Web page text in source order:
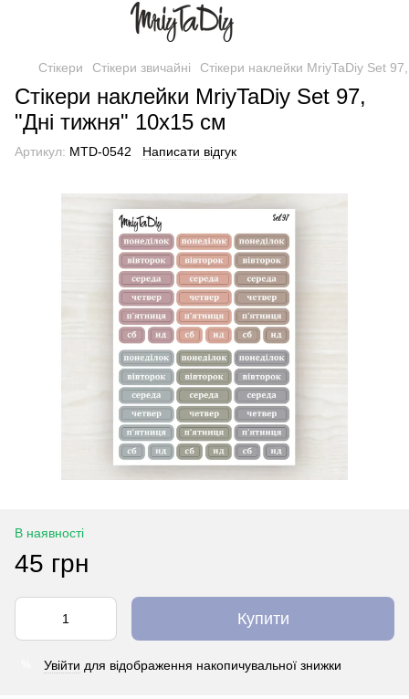
Стікери Стікери звичайні Стікери наклейки MriyTaDiy Set
Стікери наклейки MriyTaDiy Set 97,
"Дні тижня" 10х15 см
Артикул: MTD-0542 Написати відгук
В наявності
45 грн
Купити
Увійти для відображення накопичувальної знижки